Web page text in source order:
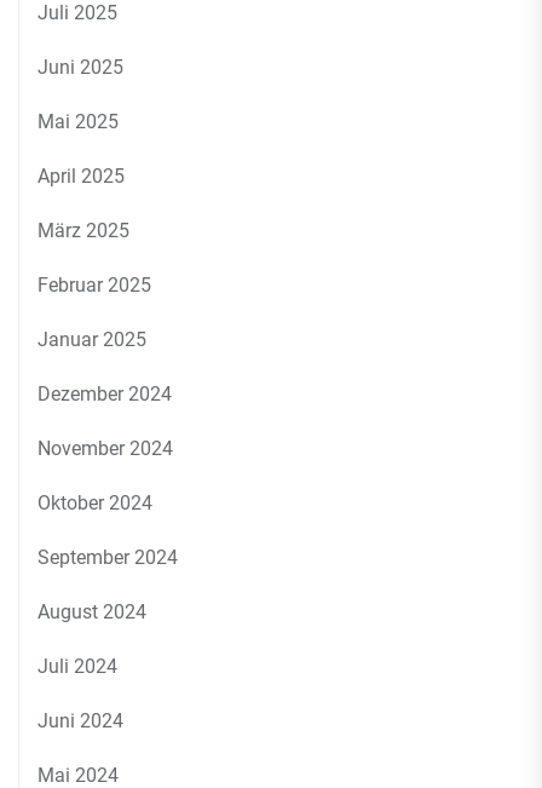
Juli 2025
Juni 2025
Mai 2025
April 2025
März 2025
Februar 2025
Januar 2025
Dezember 2024
November 2024
Oktober 2024
September 2024
August 2024
Juli 2024
Juni 2024
Mai 2024